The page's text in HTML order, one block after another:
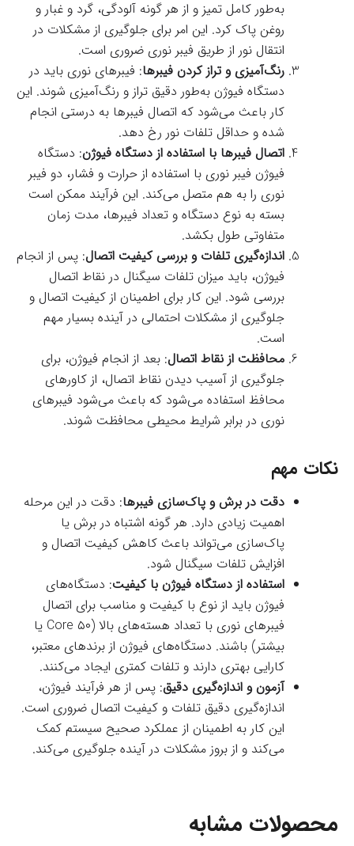
به‌طور کامل تمیز و از هر گونه آلودگی، گرد و غبار و
روغن پاک کرد. این امر برای جلوگیری از مشکلات در
انتقال نور از طریق فیبر نوری ضروری است.
رنگ‌آمیزی و تراز کردن فیبرها: فیبرهای نوری باید در
دستگاه فیوژن به‌طور دقیق تراز و رنگ‌آمیزی شوند. این
کار باعث می‌شود که اتصال فیبرها به درستی انجام
شده و حداقل تلفات نور رخ دهد.
اتصال فیبرها با استفاده از دستگاه فیوژن: دستگاه
فیوژن فیبر نوری با استفاده از حرارت و فشار، دو فیبر
نوری را به هم متصل می‌کند. این فرآیند ممکن است
بسته به نوع دستگاه و تعداد فیبرها، مدت زمان
متفاوتی طول بکشد.
اندازه‌گیری تلفات و بررسی کیفیت اتصال: پس از انجام
فیوژن، باید میزان تلفات سیگنال در نقاط اتصال
بررسی شود. این کار برای اطمینان از کیفیت اتصال و
جلوگیری از مشکلات احتمالی در آینده بسیار مهم
است.
محافظت از نقاط اتصال: بعد از انجام فیوژن، برای
جلوگیری از آسیب دیدن نقاط اتصال، از کاورهای
محافظ استفاده می‌شود که باعث می‌شود فیبرهای
نوری در برابر شرایط محیطی محافظت شوند.
نکات مهم
دقت در برش و پاک‌سازی فیبرها: دقت در این مرحله
اهمیت زیادی دارد. هر گونه اشتباه در برش یا
پاک‌سازی می‌تواند باعث کاهش کیفیت اتصال و
افزایش تلفات سیگنال شود.
استفاده از دستگاه فیوژن با کیفیت: دستگاه‌های
فیوژن باید از نوع با کیفیت و مناسب برای اتصال
فیبرهای نوری با تعداد هسته‌های بالا (۵۰ Core یا
بیشتر) باشند. دستگاه‌های فیوژن از برندهای معتبر،
کارایی بهتری دارند و تلفات کمتری ایجاد می‌کنند.
آزمون و اندازه‌گیری دقیق: پس از هر فرآیند فیوژن،
اندازه‌گیری دقیق تلفات و کیفیت اتصال ضروری است.
این کار به اطمینان از عملکرد صحیح سیستم کمک
می‌کند و از بروز مشکلات در آینده جلوگیری می‌کند.
محصولات مشابه